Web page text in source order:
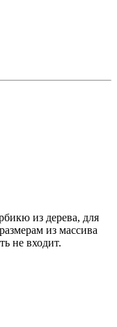
из дерева, для
из массива
не входит.